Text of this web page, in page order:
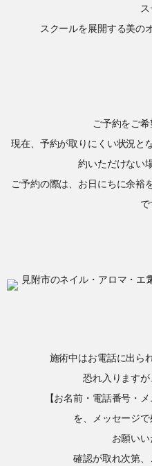
ス
スクールを展開する美の
ご予約をご希
現在、予約が取りにくい状況と
約いただけない
ご予約の際は、お日にちに余裕
で
施術中はお電話に出ら
恐れ入りますが
【お名前・電話番号・
を、メッセージ
お願いい
確認が取れ次第